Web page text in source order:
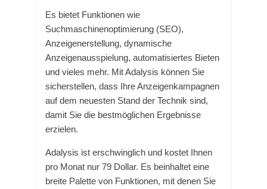
Es bietet Funktionen wie
Suchmaschinenoptimierung (SEO),
Anzeigenerstellung, dynamische
Anzeigenausspielung, automatisiertes Bieten
und vieles mehr. Mit Adalysis können Sie
sicherstellen, dass Ihre Anzeigenkampagnen
auf dem neuesten Stand der Technik sind,
damit Sie die bestmöglichen Ergebnisse
erzielen.
Adalysis ist erschwinglich und kostet Ihnen
pro Monat nur 79 Dollar. Es beinhaltet eine
breite Palette von Funktionen, mit denen Sie